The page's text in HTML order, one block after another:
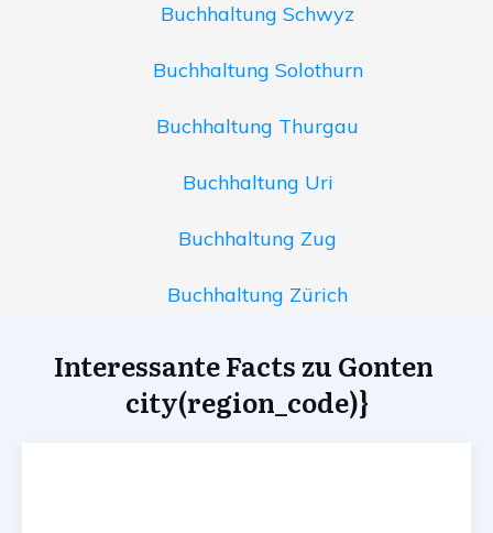
Buchhaltung Schwyz
Buchhaltung Solothurn
Buchhaltung Thurgau
Buchhaltung Uri
Buchhaltung Zug
Buchhaltung Zürich
Interessante Facts zu Gonten
city(region_code)}